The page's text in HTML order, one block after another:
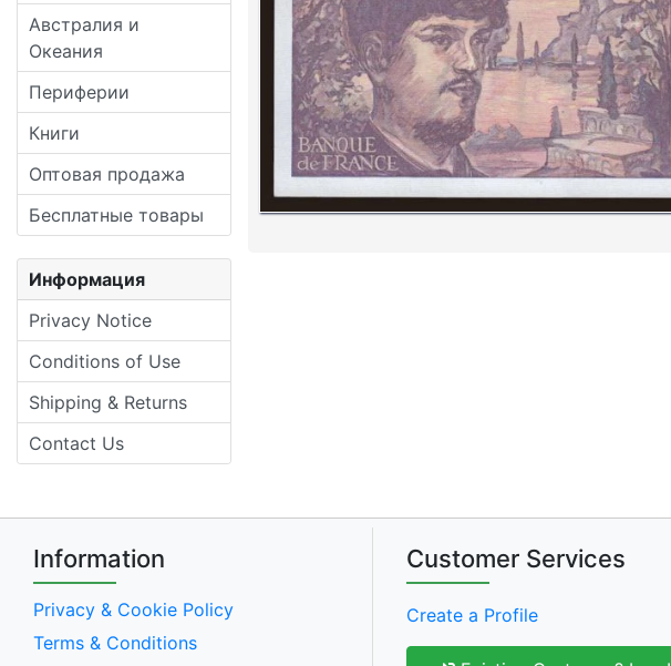
Австралия и
Океания
Периферии
Книги
Оптовая продажа
Бесплатные товары
Информация
Privacy Notice
Conditions of Use
Shipping & Returns
Contact Us
Information
Privacy & Cookie Policy
Terms & Conditions
Customer Services
Create a Profile